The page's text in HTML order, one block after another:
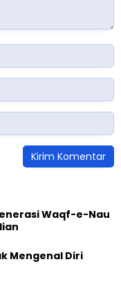
Waqf-e-Nau
Mengenal Diri